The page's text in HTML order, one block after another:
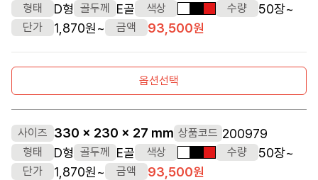
형태 D형 골두께 E골 색상 흰색검정색빨간색수량 50장~
단가 1,870원~ 금액 93,500원
옵션선택
사이즈 330 x 230 x 27 mm 상품코드 200979
형태 D형 골두께 E골 색상 흰색검정색빨간색수량 50장~
단가 1,870원~ 금액 93,500원